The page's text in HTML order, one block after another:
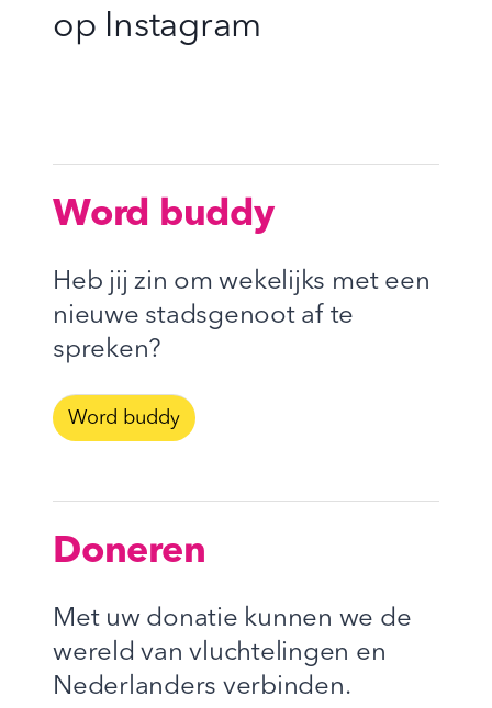
op Instagram
Word buddy
Heb jij zin om wekelijks met een
nieuwe stadsgenoot af te
spreken?
Word buddy
Doneren
Met uw donatie kunnen we de
wereld van vluchtelingen en
Nederlanders verbinden.